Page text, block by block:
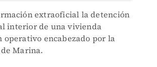
extraoficial la detención
interior de una vivienda
operativo encabezado por la
Marina.